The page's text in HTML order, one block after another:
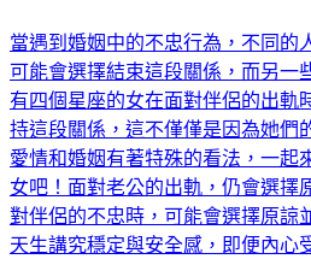
當遇到婚姻中的不忠行為，不同的
可能會選擇結束這段關係，而另一
有四個星座的女在面對伴侶的出軌
持這段關係，這不僅僅是因為她們
愛情和婚姻有著特殊的看法，一起
女吧！面對老公的出軌，仍會選擇
對伴侶的不忠時，可能會選擇原諒
天生講究穩定與安全感，即便內心